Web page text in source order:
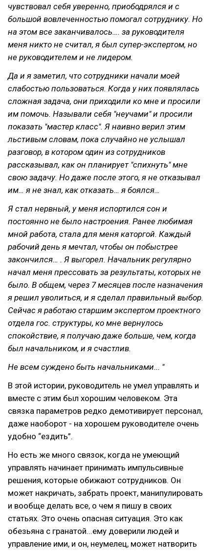
чувствовал себя уверенно, приободрялся и с
большой вовлеченностью помогал сотруднику. Но
на этом все заканчивалось…. за руководителя
меня никто не считал, я был супер-экспертом, но
не руководителем и не лидером.
Да и я заметил, что сотрудники начали моей
слабостью пользоваться. Когда у них появлялась
сложная задача, они приходили ко мне и просили
им помочь. Называли себя "неучами" и просили
показать "мастер класс". Я наивно верил этим
льстивым словам, пока случайно не услышал
разговор, в котором один из сотрудников
рассказывал, как он планирует "спихнуть" мне
свою задачу. Но даже после этого, я не отказывал
им… я не знал, как отказать… я боялся…
Я стал нервный, у меня испортился сон и
постоянно не было настроения. Ранее любимая
мной работа, стала для меня каторгой. Каждый
рабочий день я мечтал, чтобы он побыстрее
закончился… . Я выгорел. Начальник регулярно
начал меня прессовать за результаты, которых не
было. В общем, через 7 месяцев после назначения
я решил уволиться, и я сделал правильный выбор.
Сейчас я работаю старшим экспертом проектного
отдела гос. структуры, ко мне вернулось
спокойствие, я получаю даже больше, чем, когда
был начальником, и я счастлив.
Не всем суждено быть начальниками... "
В этой истории, руководитель не умел управлять и
вместе с этим был хорошим человеком. Эта
связка параметров редко демотивирует персонал,
даже наоборот - на хорошем руководителе очень
удобно “ездить”.
Но есть же много связок, когда не умеющий
управлять начинает принимать импульсивные
решения, которые обижают сотрудников. Он
может накричать, забрать проект, манипулировать
и вообще делать все, о чем я пишу в своих
статьях. Это очень опасная ситуация. Это как
обезьяна с гранатой...ему доверили людей и
управление ими, и он, неумелец, может натворить